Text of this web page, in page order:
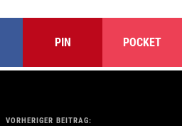
PIN POCKET
VORHERIGER BEITRAG: